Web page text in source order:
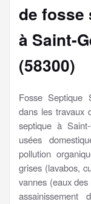
de fosse
à Saint-
(58300)
Fosse Septique
dans les travaux
septique à
usées
pollution
grises (lavabos,
vannes (eaux